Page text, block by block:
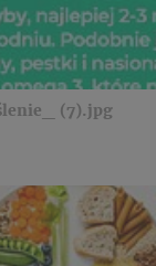
(7).jpg